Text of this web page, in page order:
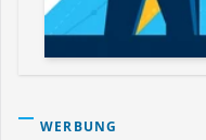
WERBUNG